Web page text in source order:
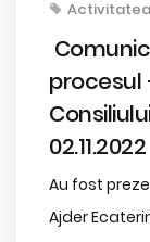
procesul
02.11.2022
Au fost
Ajder